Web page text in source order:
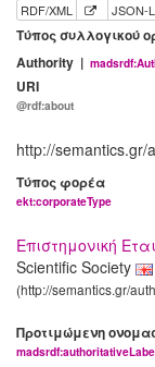
RDF/XML JSON-
Τύπος συλλογικού
Authority |
URI
@rdf:about
http://semantics.gr/
Τύπος φορέα
ekt:corporateType
Επιστημονική
Scientific Society
(http://semantics.gr/
Προτιμώμενη